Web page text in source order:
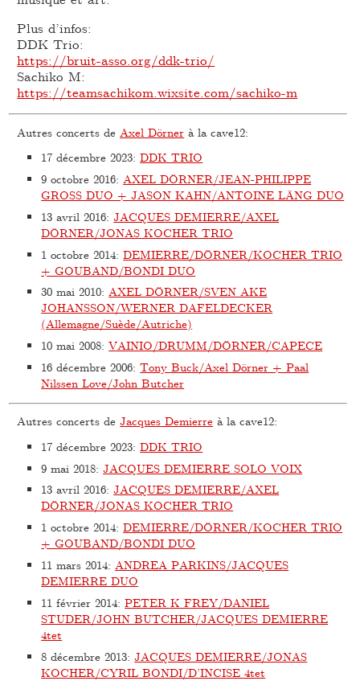
Plus d’infos:
DDK Trio:
https://bruit-asso.org/ddk-trio/
Sachiko M:
https://teamsachikom.wixsite.com/sachiko-m
Autres concerts de Axel Dörner à la cave12:
17 décembre 2023:DDK TRIO
9 octobre 2016:AXEL DÖRNER/JEAN-PHILIPPE
GROSS DUO + JASON KAHN/ANTOINE LÄNG DUO
13 avril 2016:JACQUES DEMIERRE/AXEL
DÖRNER/JONAS KOCHER TRIO
1 octobre 2014:DEMIERRE/DÖRNER/KOCHER TRIO
+ GOUBAND/BONDI DUO
30 mai 2010:AXEL DÖRNER/SVEN AKE
JOHANSSON/WERNER DAFELDECKER
(Allemagne/Suède/Autriche)
10 mai 2008:VAINIO/DRUMM/DÖRNER/CAPECE
16 décembre 2006:Tony Buck/Axel Dörner + Paal
Nilssen Love/John Butcher
Autres concerts deJacques Demierre à la cave12:
17 décembre 2023:DDK TRIO
9 mai 2018:JACQUES DEMIERRE SOLO VOIX
13 avril 2016:JACQUES DEMIERRE/AXEL
DÖRNER/JONAS KOCHER TRIO
1 octobre 2014:DEMIERRE/DÖRNER/KOCHER TRIO
+ GOUBAND/BONDI DUO
11 mars 2014:ANDREA PARKINS/JACQUES
DEMIERRE DUO
11 février 2014:PETER K FREY/DANIEL
STUDER/JOHN BUTCHER/JACQUES DEMIERRE
4tet
8 décembre 2013:JACQUES DEMIERRE/JONAS
KOCHER/CYRIL BONDI/D’INCISE 4tet